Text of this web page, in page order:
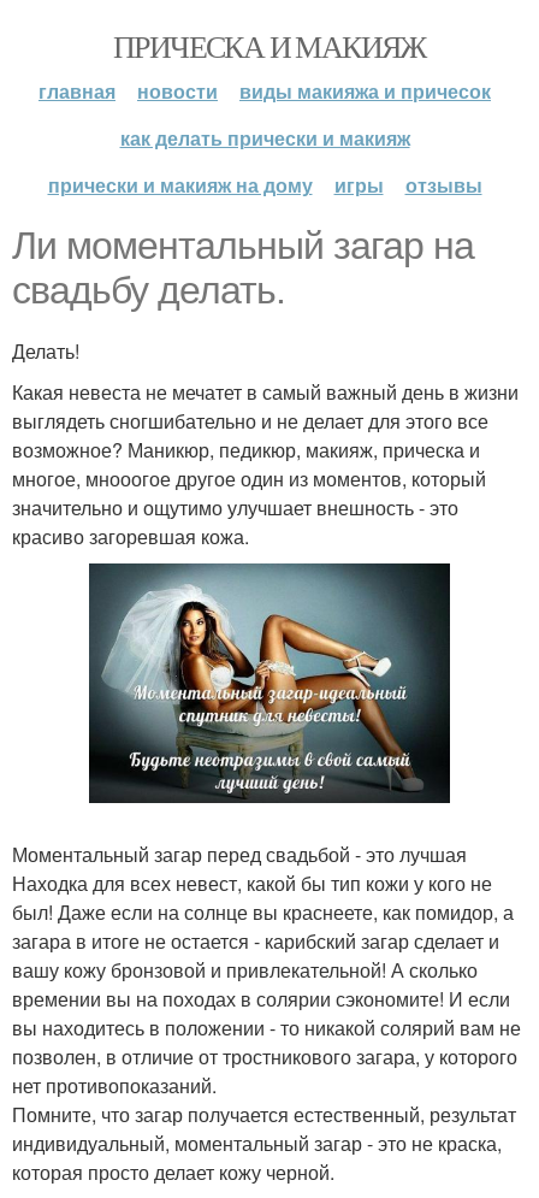
ПРИЧЕСКА И МАКИЯЖ
главная новости
виды макияжа и причесок
как делать прически и макияж
прически и макияж на дому
игры отзывы
Ли моментальный загар на
свадьбу делать.
Делать!
Какая невеста не мечатет в самый важный день в жизни
выглядеть сногшибательно и не делает для этого все
возможное? Маникюр, педикюр, макияж, прическа и
многое, мнооогое другое один из моментов, который
значительно и ощутимо улучшает внешность - это
красиво загоревшая кожа.
Моментальный загар перед свадьбой - это лучшая
Находка для всех невест, какой бы тип кожи у кого не
был! Даже если на солнце вы краснеете, как помидор, а
загара в итоге не остается - карибский загар сделает и
вашу кожу бронзовой и привлекательной! А сколько
времении вы на походах в солярии сэкономите! И если
вы находитесь в положении - то никакой солярий вам не
позволен, в отличие от тростникового загара, у которого
нет противопоказаний.
Помните, что загар получается естественный, результат
индивидуальный, моментальный загар - это не краска,
которая просто делает кожу черной.